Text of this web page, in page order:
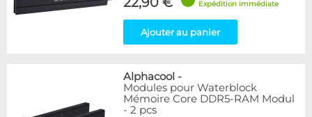
Expédition immédiate
Ajouter au panier
Alphacool -
Modules pour Waterblock
Mémoire Core DDR5-RAM Modul
- 2 pcs